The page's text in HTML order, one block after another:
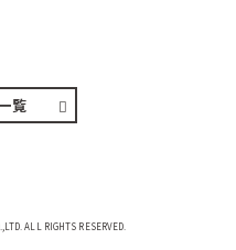
覧
ALL RIGHTS RESERVED.